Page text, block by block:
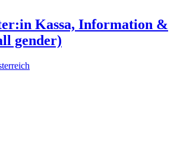
Kassa, Information &
gender)